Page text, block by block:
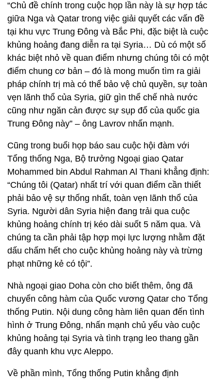
“Chủ đề chính trong cuộc họp lần này là sự hợp tác
giữa Nga và Qatar trong việc giải quyết các vấn đề
tại khu vực Trung Đông và Bắc Phi, đặc biệt là cuộc
khủng hoảng đang diễn ra tại Syria… Dù có một số
khác biệt nhỏ về quan điểm nhưng chúng tôi có một
điểm chung cơ bản – đó là mong muốn tìm ra giải
pháp chính trị mà có thể bảo vệ chủ quyền, sự toàn
vẹn lãnh thổ của Syria, giữ gìn thể chế nhà nước
cũng như ngăn cản được sự sụp đổ của quốc gia
Trung Đông này” – ông Lavrov nhấn mạnh.
Cũng trong buổi họp báo sau cuộc hội đàm với
Tổng thống Nga, Bộ trưởng Ngoại giao Qatar
Mohammed bin Abdul Rahman Al Thani khẳng định:
“Chúng tôi (Qatar) nhất trí với quan điểm cần thiết
phải bảo vệ sự thống nhất, toàn vẹn lãnh thổ của
Syria. Người dân Syria hiện đang trải qua cuộc
khủng hoảng chính trị kéo dài suốt 5 năm qua. Và
chúng ta cần phải tập hợp mọi lực lượng nhằm đặt
dấu chấm hết cho cuộc khủng hoảng này và trừng
phạt những kẻ có tội”.
Nhà ngoại giao Doha còn cho biết thêm, ông đã
chuyển công hàm của Quốc vương Qatar cho Tổng
thống Putin. Nội dung công hàm liên quan đến tình
hình ở Trung Đông, nhấn mạnh chủ yếu vào cuộc
khủng hoảng tại Syria và tình trạng leo thang gần
đây quanh khu vực Aleppo.
Về phần mình, Tổng thống Putin khẳng định